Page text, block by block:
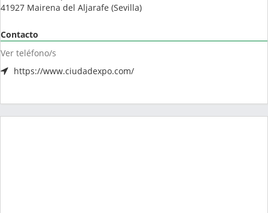
41927 Mairena del Aljarafe (Sevilla)
Contacto
Ver teléfono/s
https://www.ciudadexpo.com/